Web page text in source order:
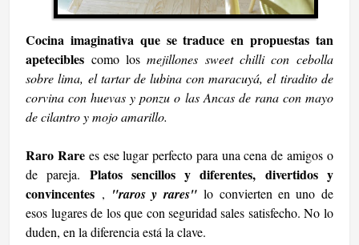
Cocina imaginativa que se traduce en propuestas tan
apetecibles como losmejillones sweet chilli con cebolla
sobre lima, el tartar de lubina con maracuyá, el tiradito de
corvina con huevas y ponzu o las Ancas de rana con mayo
de cilantro y mojo amarillo.
Raro Rarees ese lugar perfecto para una cena de amigos o
de pareja. Platos sencillos y diferentes, divertidos y
convincentes , "raros y rares"lo convierten en uno de
esos lugares de los que con seguridad sales satisfecho. No lo
duden, en la diferencia está la clave.